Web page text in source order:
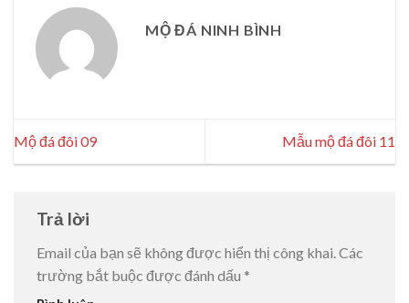
MỘ ĐÁ NINH BÌNH
Mộ đá đôi 09 Mẫu mộ đá đôi 11
Trả lời
Email của bạn sẽ không được hiển thị công khai.Các
trường bắt buộc được đánh dấu *